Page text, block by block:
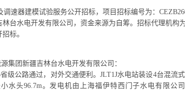
速器建模试验服务公开招标，项目招标编号为：
台水电开发有限公司，资金来源为自筹。招标代理机构
标。
集团新疆吉林台水电开发有限公司：
级公路通过，对外交通便利。JLT1J水电站装设4台混流
水头96.7m。发电机由上海福伊特西门子水电有限公